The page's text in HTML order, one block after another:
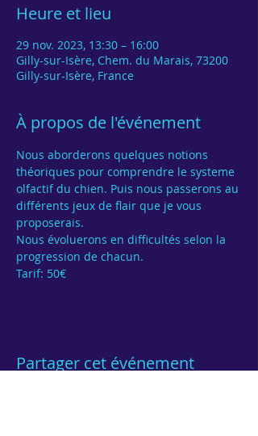
Heure et lieu
29 nov. 2023, 13:30 – 16:00
Gilly-sur-Isère, Chem. du Marais, 73200
Gilly-sur-Isère, France
À propos de l'événement
Nous aborderons quelques notions
théoriques pour comprendre le systeme
olfactif du chien. Puis nous passerons au
différents jeux de flair que je vous
proposerais.
Nous évoluerons en difficultés selon la
progression de chacun.
Tarif: 50€
Partager cet événement